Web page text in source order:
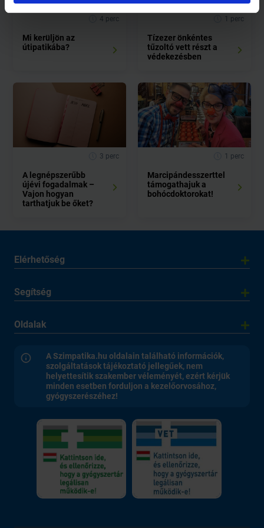
4 perc
Mi kerüljön az
útipatikába?
1 perc
Tízezer önkéntes
tűzoltó vett részt a
védekezésben
3 perc
A legnépszerűbb
újévi fogadalmak –
Vajon hogyan
tarthatjuk be őket?
1 perc
Marcipándesszerttel
támogathajuk a
bohócdoktorokat!
Elérhetőség
Segítség
Oldalak
A Szimpatika.hu oldalain található információk,
szolgáltatások tájékoztató jellegűek, nem
helyettesítik szakember véleményét, ezért kérjük
minden esetben forduljon a kezelőorvosához,
gyógyszerészéhez!